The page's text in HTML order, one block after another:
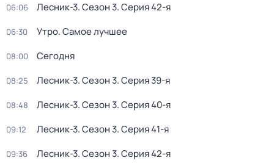
06:06 Лесник-3. Сезон 3. Серия 42-я
06:30 Утро. Самое лучшее
08:00 Сегодня
08:25 Лесник-3. Сезон 3. Серия 39-я
08:48 Лесник-3. Сезон 3. Серия 40-я
09:12 Лесник-3. Сезон 3. Серия 41-я
09:36 Лесник-3. Сезон 3. Серия 42-я